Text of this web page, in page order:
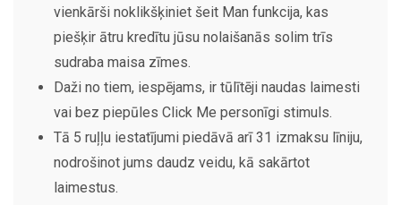
vienkārši noklikšķiniet šeit Man funkcija, kas
piešķir ātru kredītu jūsu nolaišanās solim trīs
sudraba maisa zīmes.
Daži no tiem, iespējams, ir tūlītēji naudas laimesti
vai bez piepūles Click Me personīgi stimuls.
Tā 5 ruļļu iestatījumi piedāvā arī 31 izmaksu līniju,
nodrošinot jums daudz veidu, kā sakārtot
laimestus.